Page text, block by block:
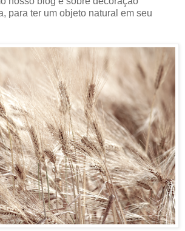
para ter um objeto natural em seu